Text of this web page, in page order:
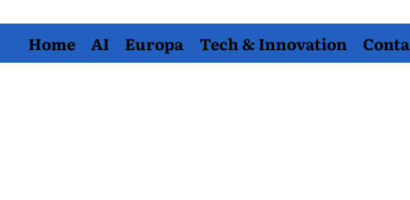
Home AI Europa Tech & Innovation